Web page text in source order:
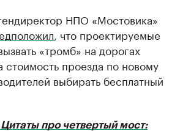
НПО «Мостовика»
, что проектируемые
«тромб» на дорогах
стоимость проезда по новому
выбирать бесплатный
Цитаты про четвертый мост: